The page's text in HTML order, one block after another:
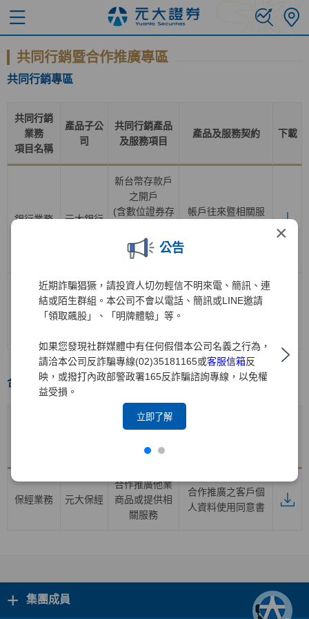
×
公告
近期詐騙猖獗，請投資人切勿輕信不明來電、簡訊、連
結或陌生群組。本公司不會以電話、簡訊或LINE邀請
「領取飆股」、「明牌體驗」等。
如果您發現社群媒體中有任何假借本公司名義之行為，
請洽本公司反詐騙專線(02)35181165或客服信箱反
映，或撥打內政部警政署165反詐騙諮詢專線，以免權
益受損。
立即了解
共同行銷暨合作推廣專區
共同行銷專區
共同行銷
業務
項目名稱
產品子公
司
共同行銷產品
及服務項目
產品及服務契約 下載
銀行業務 元大銀行
新台幣存款戶
之開戶
(含數位證券存
一般證券存款
帳戶 )
帳戶往來暨相關服
證券業務 元大證券
證券經紀業務
之開戶
(含海外複委託
合作推廣專區
合作推廣產品
保經業務 元大保經
合作推廣他業
商品或提供相
關服務
合作推廣之客戶個
人資料使用同意書
+ 集團成員